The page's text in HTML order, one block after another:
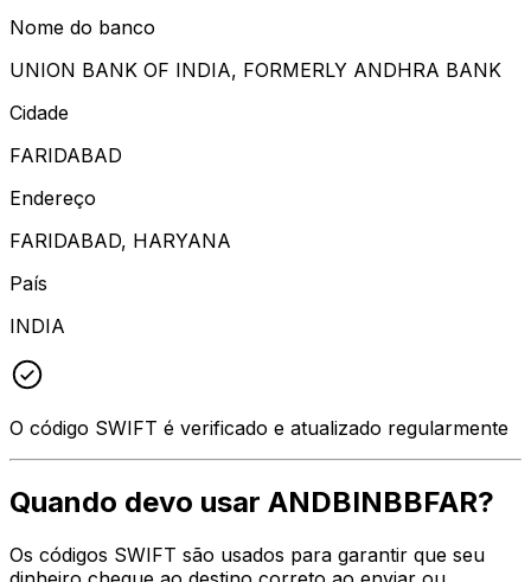
Nome do banco
UNION BANK OF INDIA, FORMERLY ANDHRA BANK
Cidade
FARIDABAD
Endereço
FARIDABAD, HARYANA
País
INDIA
O código SWIFT é verificado e atualizado regularmente
Quando devo usar ANDBINBBFAR?
Os códigos SWIFT são usados para garantir que seu